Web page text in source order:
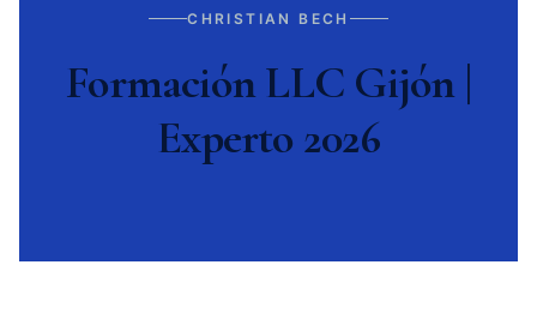
CHRISTIAN BECH
Formación LLC Gijón |
Experto 2026